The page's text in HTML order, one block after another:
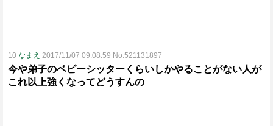
10 なまえ 2017/11/07 09:08:59 No.521131897
今や弟子のベビーシッターくらいしかやることがない人が
これ以上強くなってどうすんの